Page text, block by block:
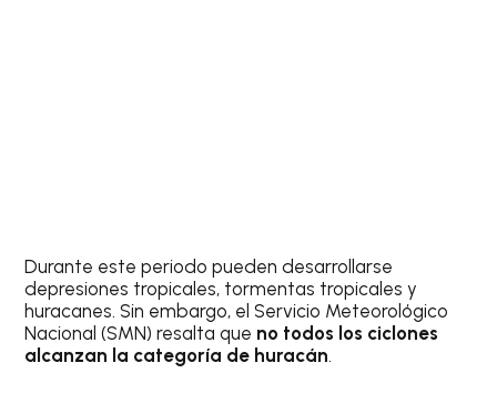
Durante este periodo pueden desarrollarse
depresiones tropicales, tormentas tropicales y
huracanes. Sin embargo, el Servicio Meteorológico
Nacional (SMN) resalta que no todos los ciclones
alcanzan la categoría de huracán.